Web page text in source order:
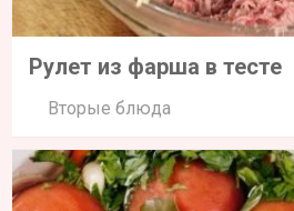
Рулет из фарша в тесте
Вторые блюда